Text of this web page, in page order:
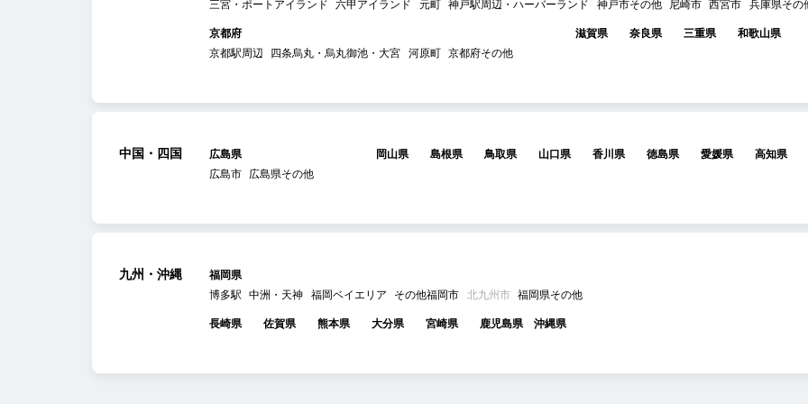
三宮・ポートアイランド 六甲アイランド 元町 神戸駅周辺・ハーバーランド 神戸市その他 尼崎市 西宮市 兵庫県その
京都府
京都駅周辺
四条烏丸・烏丸御池・大宮 河原町 京都府その他
滋賀県 奈良県 三重県 和歌山県
中国・四国
広島県
広島市
広島県その他
岡山県 島根県 鳥取県 山口県 香川県 徳島県 愛媛県 高知県
九州・沖縄
福岡県
博多駅
中洲・天神 福岡ベイエリア その他福岡市 北九州市 福岡県その他
長崎県 佐賀県 熊本県 大分県 宮崎県 鹿児島県 沖縄県